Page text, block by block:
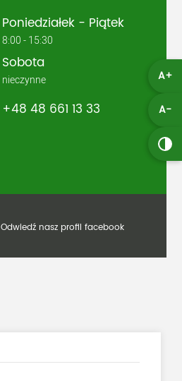
A+
A-
Poniedziałek - Piątek
8:00 - 15:30
Sobota
nieczynne
+48 48 661 13 33
Odwiedź nasz profil facebook